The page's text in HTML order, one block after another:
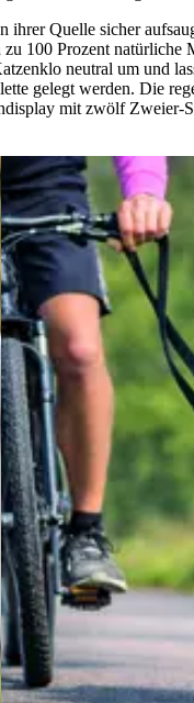
ihrer Quelle sicher
100 Prozent
neutral um und
gelegt werden. Die
mit zwölf